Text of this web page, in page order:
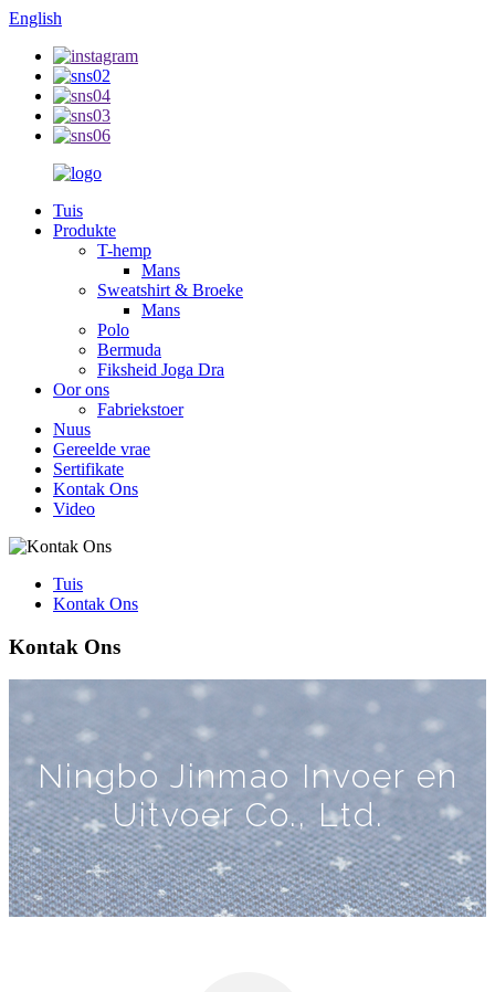
English
Tuis
Produkte
T-hemp
Mans
Sweatshirt & Broeke
Mans
Polo
Bermuda
Fiksheid Joga Dra
Oor ons
Fabriekstoer
Nuus
Gereelde vrae
Sertifikate
Kontak Ons
Video
Tuis
Kontak Ons
Kontak Ons
Ningbo Jinmao Invoer en
Uitvoer Co., Ltd.